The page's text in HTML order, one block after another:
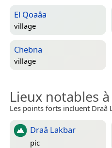
El Qoaâa
village
Chebna
village
Lieux notables
Les points forts incluent Draâ
Draâ Lakbar
pic